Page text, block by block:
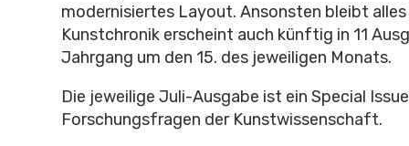
modernisiertes Layout. Ansonsten bleibt
Kunstchronik erscheint auch künftig in 11
Jahrgang um den 15. des jeweiligen Monats.
Die jeweilige Juli-Ausgabe ist ein Special
Forschungsfragen der Kunstwissenschaft.